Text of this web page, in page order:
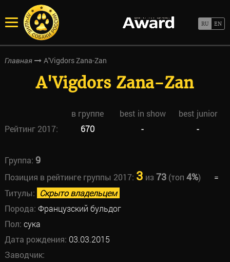
Главная A'Vigdors Zana-Zan
A'Vigdors Zana-Zan
в группе best in show
best junior
Рейтинг 2017:
670 - -
Группа: 9
Позиция в рейтинге группы 2017: 3 из73(топ 4%)
=
Титулы: Скрыто владельцем
Порода: Французский бульдог
Пол: сука
Дата рождения: 03.03.2015
Заводчик: